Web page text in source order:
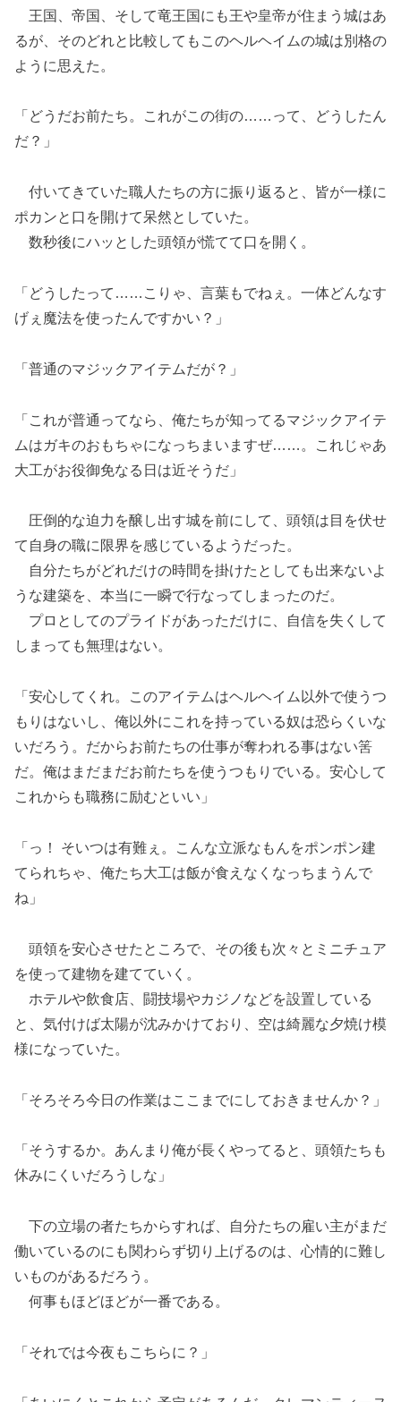
王国、帝国、そして竜王国にも王や皇帝が住まう城はあ
るが、そのどれと比較してもこのヘルヘイムの城は別格の
ように思えた。
「どうだお前たち。これがこの街の……って、どうしたん
だ？」
付いてきていた職人たちの方に振り返ると、皆が一様に
ポカンと口を開けて呆然としていた。
数秒後にハッとした頭領が慌てて口を開く。
「どうしたって……こりゃ、言葉もでねぇ。一体どんなす
げぇ魔法を使ったんですかい？」
「普通のマジックアイテムだが？」
「これが普通ってなら、俺たちが知ってるマジックアイテ
ムはガキのおもちゃになっちまいますぜ……。これじゃあ
大工がお役御免なる日は近そうだ」
圧倒的な迫力を醸し出す城を前にして、頭領は目を伏せ
て自身の職に限界を感じているようだった。
自分たちがどれだけの時間を掛けたとしても出来ないよ
うな建築を、本当に一瞬で行なってしまったのだ。
プロとしてのプライドがあっただけに、自信を失くして
しまっても無理はない。
「安心してくれ。このアイテムはヘルヘイム以外で使うつ
もりはないし、俺以外にこれを持っている奴は恐らくいな
いだろう。だからお前たちの仕事が奪われる事はない筈
だ。俺はまだまだお前たちを使うつもりでいる。安心して
これからも職務に励むといい」
「っ！ そいつは有難ぇ。こんな立派なもんをポンポン建
てられちゃ、俺たち大工は飯が食えなくなっちまうんで
ね」
頭領を安心させたところで、その後も次々とミニチュア
を使って建物を建てていく。
ホテルや飲食店、闘技場やカジノなどを設置している
と、気付けば太陽が沈みかけており、空は綺麗な夕焼け模
様になっていた。
「そろそろ今日の作業はここまでにしておきませんか？」
「そうするか。あんまり俺が長くやってると、頭領たちも
休みにくいだろうしな」
下の立場の者たちからすれば、自分たちの雇い主がまだ
働いているのにも関わらず切り上げるのは、心情的に難し
いものがあるだろう。
何事もほどほどが一番である。
「それでは今夜もこちらに？」